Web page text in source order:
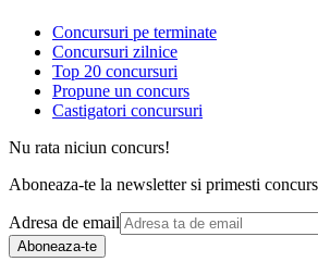
Concursuri pe terminate
Concursuri zilnice
Top 20 concursuri
Propune un concurs
Castigatori concursuri
Nu rata niciun concurs!
Aboneaza-te la newsletter si primesti
Adresa de email
Aboneaza-te